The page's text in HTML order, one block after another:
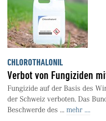
CHLOROTHALONIL
Verbot von Fungiziden
Fungizide auf der Basis des
der Schweiz verboten. Das
Beschwerde des ... mehr ....